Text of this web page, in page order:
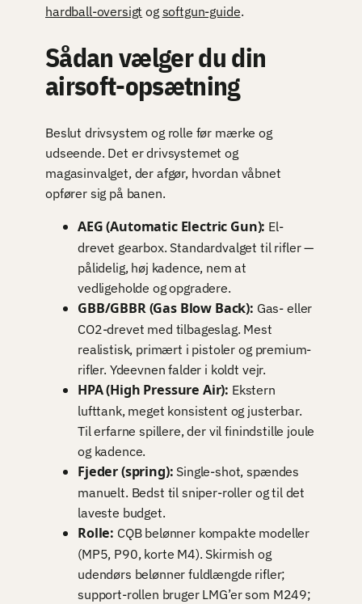
hardball-oversigt ogsoftgun-guide.
Sådan vælger du din
airsoft-opsætning
Beslut drivsystem og rolle før mærke og
udseende. Det er drivsystemet og
magasinvalget, der afgør, hvordan våbnet
opfører sig på banen.
AEG (Automatic Electric Gun): El-
drevet gearbox. Standardvalget til rifler —
pålidelig, høj kadence, nem at
vedligeholde og opgradere.
GBB/GBBR (Gas Blow Back): Gas- eller
CO2-drevet med tilbageslag. Mest
realistisk, primært i pistoler og premium-
rifler. Ydeevnen falder i koldt vejr.
HPA (High Pressure Air): Ekstern
lufttank, meget konsistent og justerbar.
Til erfarne spillere, der vil finindstille joule
og kadence.
Fjeder (spring): Single-shot, spændes
manuelt. Bedst til sniper-roller og til det
laveste budget.
Rolle: CQB belønner kompakte modeller
(MP5, P90, korte M4). Skirmish og
udendørs belønner fuldlængde rifler;
support-rollen bruger LMG’er som M249;